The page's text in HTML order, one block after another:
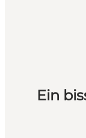
Ein